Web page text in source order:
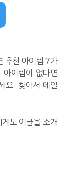
추천 아이템 7가
이템이 없다면
요. 찾아서 메일
도 이글을 소개